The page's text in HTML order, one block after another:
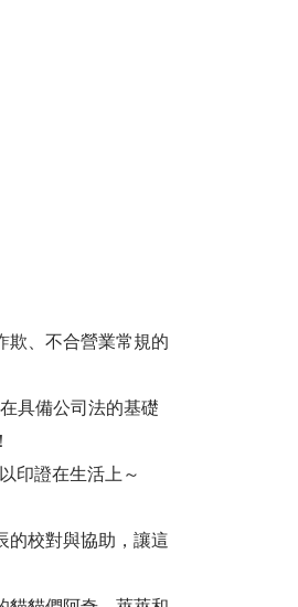
、不合營業常規的
具備公司法的基礎
印證在生活上～
校對與協助，讓這